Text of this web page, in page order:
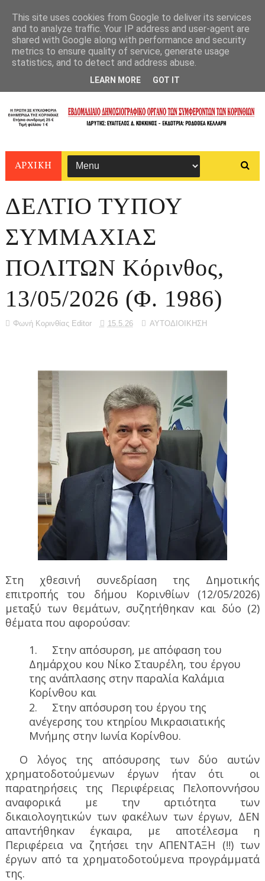
ΑΡΧΙΚΗ
ΔΕΛΤΙΟ ΤΥΠΟΥ
ΣΥΜΜΑΧΙΑΣ
ΠΟΛΙΤΩΝ Κόρινθος,
13/05/2026 (Φ. 1986)
Φωνή Κορινθίας Editor 15.5.26 ΑΥΤΟΔΙΟΙΚΗΣΗ
Στη χθεσινή συνεδρίαση της Δημοτικής
επιτροπής του δήμου Κορινθίων (12/05/2026)
μεταξύ των θεμάτων, συζητήθηκαν και δύο (2)
θέματα που αφορούσαν:
1.
Στην απόσυρση, με απόφαση του
Δημάρχου κου Νίκο Σταυρέλη, του έργου
της ανάπλασης στην παραλία Καλάμια
Κορίνθου και
2.
Στην απόσυρση του έργου της
ανέγερσης του κτηρίου Μικρασιατικής
Μνήμης στην Ιωνία Κορίνθου.
Ο λόγος της απόσυρσης των δύο αυτών
χρηματοδοτούμενων έργων ήταν ότι οι
παρατηρήσεις της Περιφέρειας Πελοποννήσου
αναφορικά με την αρτιότητα των
δικαιολογητικών των φακέλων των έργων, ΔΕΝ
απαντήθηκαν έγκαιρα, με αποτέλεσμα η
Περιφέρεια να ζητήσει την ΑΠΕΝΤΑΞΗ (!!) των
έργων από τα χρηματοδοτούμενα προγράμματά
της.
This site uses cookies from Google to deliver its services
and to analyze traffic. Your IP address and user-agent are
shared with Google along with performance and security
metrics to ensure quality of service, generate usage
statistics, and to detect and address abuse.
LEARN MORE GOT IT